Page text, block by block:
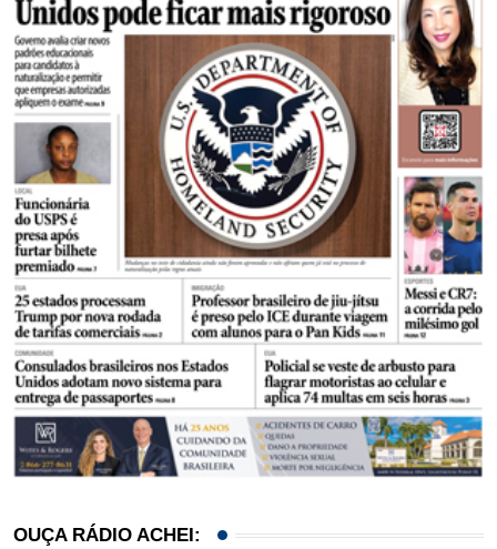
OUÇA RÁDIO ACHEI: